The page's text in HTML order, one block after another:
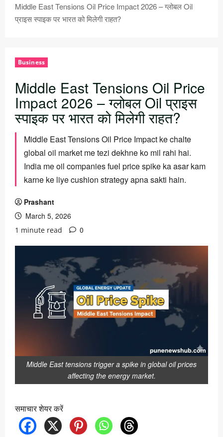
Middle East Tensions Oil Price Impact 2026 – ग्लोबल Oil
प्राइस स्पाइक पर भारत को मिलेगी राहत?
Business
Middle East Tensions Oil Price
Impact 2026 – ग्लोबल Oil प्राइस
स्पाइक पर भारत को मिलेगी राहत?
Middle East Tensions Oil Price Impact ke chalte
global oil market me tezi dekhne ko mil rahi hai.
India me oil companies fuel price spike ka asar kam
karne ke liye cushion strategy apna sakti hain.
Prashant
March 5, 2026
1 minute read 0
Middle East tensions trigger a spike in global oil prices
affecting the energy market.
समाचार शेयर करें